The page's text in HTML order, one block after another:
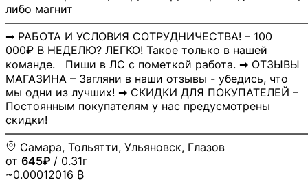
либо магнит
➡ РАБОТА И УСЛОВИЯ СОТРУДНИЧЕСТВА! – 100
000₽ В НЕДЕЛЮ? ЛЕГКО! Такое только в нашей
команде. Пиши в ЛС с пометкой работа. ➡ ОТЗЫВЫ
МАГАЗИНА – Загляни в наши отзывы - убедись, что
мы одни из лучших! ➡ СКИДКИ ДЛЯ ПОКУПАТЕЛЕЙ –
Постоянным покупателям у нас предусмотрены
скидки!
Самара, Тольятти, Ульяновск, Глазов
от 645₽ / 0.31г
~0.00012016 ₿